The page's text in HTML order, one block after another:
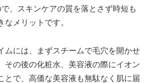
、スキンケアの質を落とさず時短も
なメリットです。
ムには、まずスチームで毛穴を開かせ
その後の化粧水、美容液の際にイオン
とで、高価な美容液も無駄なく肌に届